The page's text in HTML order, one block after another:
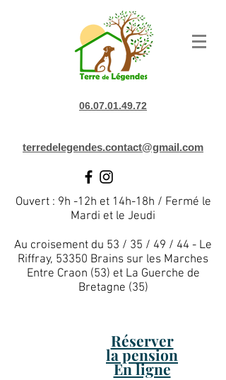
06.07.01.49.72
terredelegendes.contact@gmail.com
Ouvert : 9h -12h et 14h-18h / Fermé le
Mardi et le Jeudi
Au croisement du 53 / 35 / 49 / 44 - Le
Riffray, 53350 Brains sur les Marches
Entre Craon (53) et La Guerche de
Bretagne (35)
Réserver
la pension
En ligne